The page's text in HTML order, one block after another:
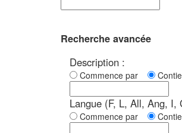
Recherche avancée
Description :
Commence par
Langue (F, L, All, Ang, I,
Commence par